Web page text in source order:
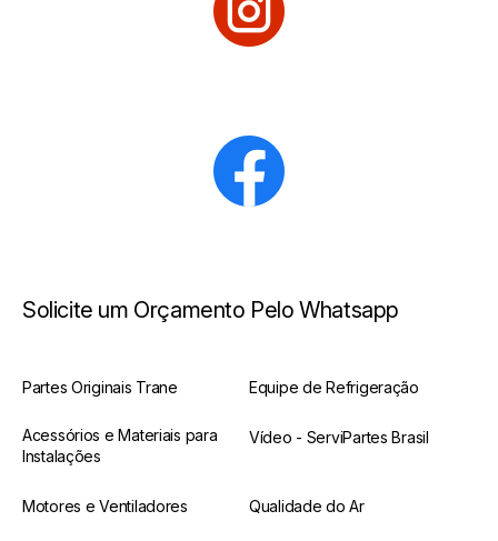
Solicite um Orçamento Pelo Whatsapp
Partes Originais Trane Equipe de Refrigeração
Acessórios e Materiais para
Instalações
Vídeo - ServiPartes Brasil
Motores e Ventiladores Qualidade do Ar